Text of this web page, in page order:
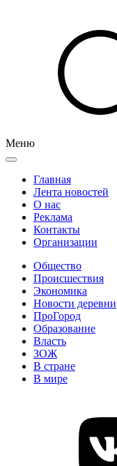
Меню
Главная
Лента новостей
О нас
Реклама
Контакты
Организации
Общество
Происшествия
Экономика
Новости деревни
ПроГород
Образование
Власть
ЗОЖ
В стране
В мире